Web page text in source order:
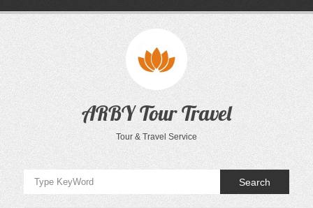
ARBY Tour Travel
Tour & Travel Service
Search